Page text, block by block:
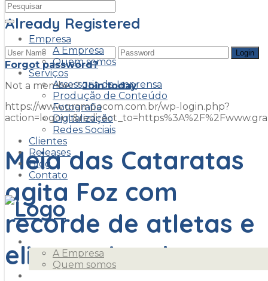
Empresa
A Empresa
Quem somos
Serviços
Assessoria de Imprensa
Produção de Conteúdo
Fotografia
Digitalização
Redes Sociais
Clientes
Releases
Blog
Contato
A Empresa
Quem somos
Already Registered
Forgot password?
Not a member?Join today
https://www.grampocom.com.br/wp-login.php?
Meia das Cataratas
agita Foz com
recorde de atletas e
elite nacional